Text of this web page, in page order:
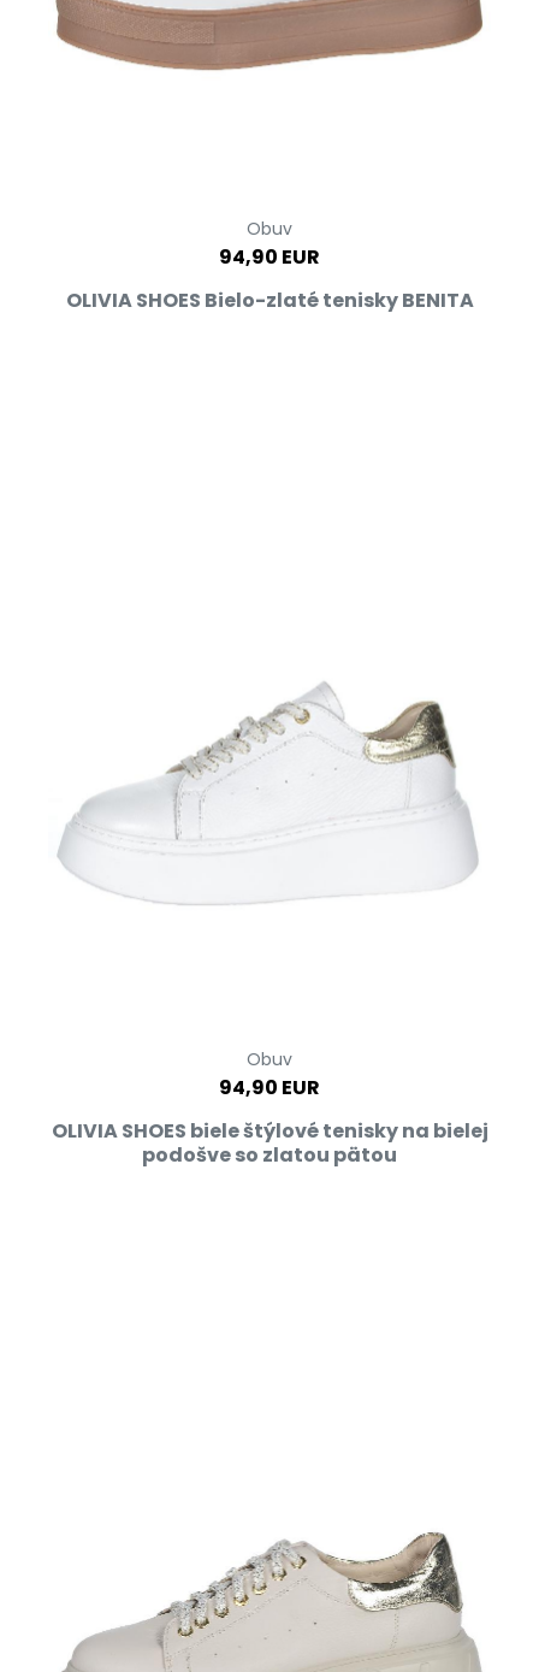
Obuv
94,90 EUR
OLIVIA SHOES Bielo-zlaté tenisky BENITA
Obuv
94,90 EUR
OLIVIA SHOES biele štýlové tenisky na bielej
podošve so zlatou pätou